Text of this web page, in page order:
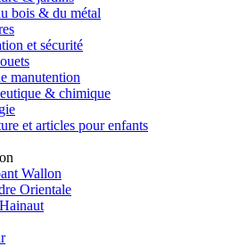
bois & du métal
et sécurité
manutention
& chimique
et articles pour enfants
Wallon
Orientale